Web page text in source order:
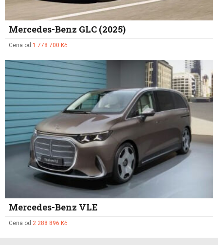
Mercedes-Benz GLC (2025)
Cena od 1 778 700 Kč
Mercedes-Benz VLE
Cena od 2 288 896 Kč